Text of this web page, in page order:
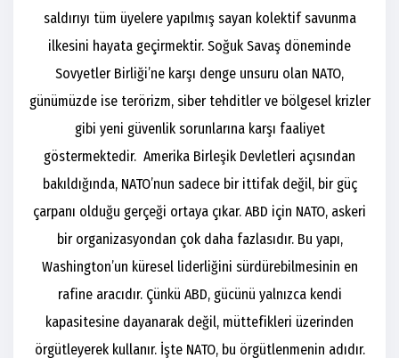
saldırıyı tüm üyelere yapılmış sayan kolektif savunma
ilkesini hayata geçirmektir. Soğuk Savaş döneminde
Sovyetler Birliği’ne karşı denge unsuru olan NATO,
günümüzde ise terörizm, siber tehditler ve bölgesel krizler
gibi yeni güvenlik sorunlarına karşı faaliyet
göstermektedir. Amerika Birleşik Devletleri açısından
bakıldığında, NATO’nun sadece bir ittifak değil, bir güç
çarpanı olduğu gerçeği ortaya çıkar. ABD için NATO, askeri
bir organizasyondan çok daha fazlasıdır. Bu yapı,
Washington’un küresel liderliğini sürdürebilmesinin en
rafine aracıdır. Çünkü ABD, gücünü yalnızca kendi
kapasitesine dayanarak değil, müttefikleri üzerinden
örgütleyerek kullanır. İşte NATO, bu örgütlenmenin adıdır.